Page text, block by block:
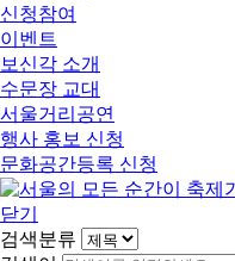
신청참여
이벤트
보신각 소개
수문장 교대
서울거리공연
행사 홍보 신청
문화공간등록 신청
닫기
검색분류